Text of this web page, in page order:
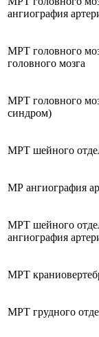
ангиография
МРТ головного
головного мозга
МРТ головного
синдром)
МРТ шейного
МР ангиография
МРТ шейного
ангиография
МРТ
МРТ грудного